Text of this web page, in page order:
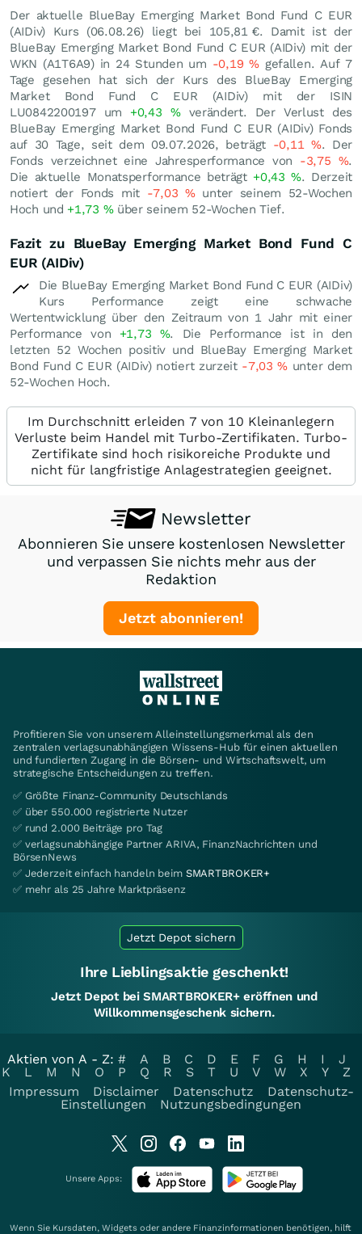
Der aktuelle BlueBay Emerging Market Bond Fund C EUR
(AIDiv) Kurs (06.08.26) liegt bei 105,81 €. Damit ist der
BlueBay Emerging Market Bond Fund C EUR (AIDiv) mit der
WKN (A1T6A9) in 24 Stunden um -0,19%gefallen. Auf 7
Tage gesehen hat sich der Kurs des BlueBay Emerging
Market Bond Fund C EUR (AIDiv) mit der ISIN
LU0842200197 um +0,43 %verändert. Der Verlust des
BlueBay Emerging Market Bond Fund C EUR (AIDiv) Fonds
auf 30 Tage, seit dem 09.07.2026, beträgt -0,11 %. Der
Fonds verzeichnet eine Jahresperformance von -3,75 %.
Die aktuelle Monatsperformance beträgt +0,43%. Derzeit
notiert der Fonds mit -7,03 %unter seinem 52-Wochen
Hoch und +1,73 %über seinem 52-Wochen Tief.
Fazit zu BlueBay Emerging Market Bond Fund C
EUR (AIDiv)
Die BlueBay Emerging Market Bond Fund C EUR (AIDiv)
Kurs Performance zeigt eine schwache
Wertentwicklung über den Zeitraum von 1 Jahr mit einer
Performance von +1,73 %. Die Performance ist in den
letzten 52 Wochen positiv und BlueBay Emerging Market
Bond Fund C EUR (AIDiv) notiert zurzeit -7,03% unter dem
52-Wochen Hoch.
Im Durchschnitt erleiden 7 von 10 Kleinanlegern
Verluste beim Handel mit Turbo-Zertifikaten. Turbo-
Zertifikate sind hoch risikoreiche Produkte und
nicht für langfristige Anlagestrategien geeignet.
Newsletter
Abonnieren Sie unsere kostenlosen Newsletter
und verpassen Sie nichts mehr aus der
Redaktion
Jetzt abonnieren!
Profitieren Sie von unserem Alleinstellungsmerkmal als den
zentralen verlagsunabhängigen Wissens-Hub für einen aktuellen
und fundierten Zugang in die Börsen- und Wirtschaftswelt, um
strategische Entscheidungen zu treffen.
✅ Größte Finanz-Community Deutschlands
✅ über 550.000 registrierte Nutzer
✅ rund 2.000 Beiträge pro Tag
✅ verlagsunabhängige Partner ARIVA, FinanzNachrichten und
BörsenNews
✅ Jederzeit einfach handeln beim SMARTBROKER+
✅ mehr als 25 Jahre Marktpräsenz
Jetzt Depot sichern
Ihre Lieblingsaktie geschenkt!
Jetzt Depot bei SMARTBROKER+ eröffnen und
Willkommensgeschenk sichern.
Aktien von A - Z: # A B C D E F G H I
J
K
L M N O P Q R S T U V W X Y
Z
Impressum
Disclaimer Datenschutz
Datenschutz-
Einstellungen
Nutzungsbedingungen
Unsere Apps:
Wenn Sie Kursdaten, Widgets oder andere Finanzinformationen benötigen, hilft